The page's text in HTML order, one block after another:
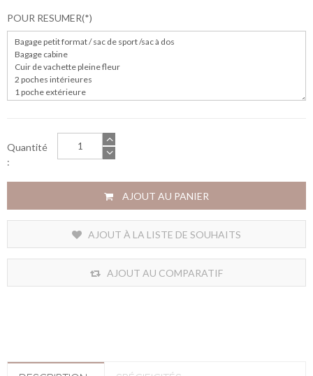
POUR RESUMER
Quantité
:
AJOUT AU PANIER
AJOUT À LA LISTE DE SOUHAITS
AJOUT AU COMPARATIF